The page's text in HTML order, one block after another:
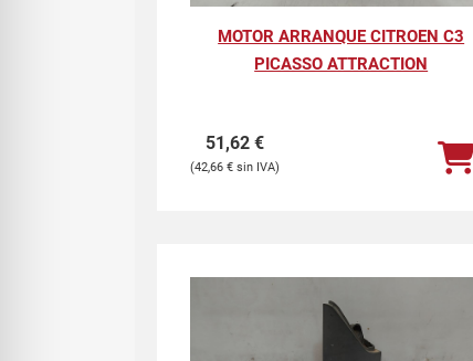
MOTOR ARRANQUE CITROEN C3
PICASSO ATTRACTION
51,62 €
42,66 €